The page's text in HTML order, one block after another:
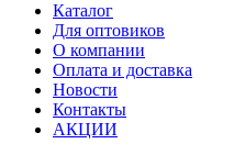
Каталог
Для оптовиков
О компании
Оплата и доставка
Новости
Контакты
АКЦИИ